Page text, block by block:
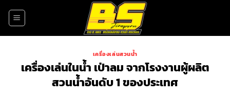
เครื่องเล่นสวนน้ำ
เครื่องเล่นในน้ำ เป่าลม จากโรงงานผู้ผลิต
สวนน้ำอันดับ 1 ของประเทศ